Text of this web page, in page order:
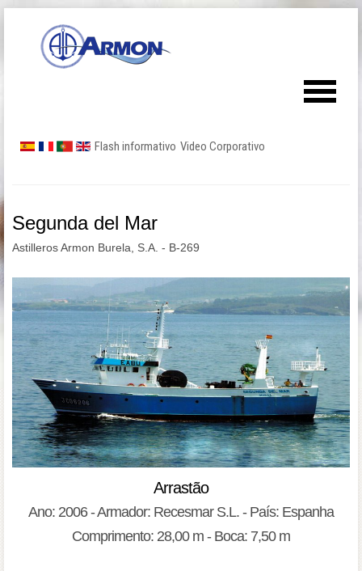
Flash informativo Video Corporativo
Segunda del Mar
Astilleros Armon Burela, S.A. - B-269
Arrastão
Ano: 2006 - Armador: Recesmar S.L. - País: Espanha
Comprimento: 28,00 m - Boca: 7,50 m